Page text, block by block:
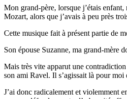
Mon grand-père, lorsque j’étais enfant,
Mozart, alors que j’avais à peu près
Cette musique fait à présent partie de
Son épouse Suzanne, ma grand-mère
Mais très vite apparut une
son ami Ravel. Il s’agissait là pour moi
J’ai donc radicalement et violemment